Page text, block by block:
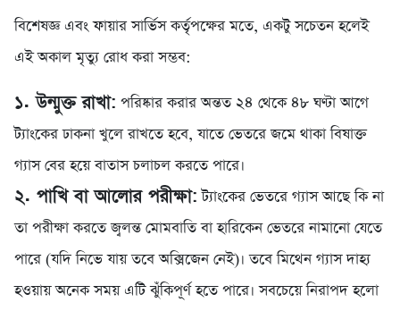
বিশেষজ্ঞ এবং ফায়ার সার্ভিস কর্তৃপক্ষের মতে, একটু সচেতন হলেই
এই অকাল মৃত্যু রোধ করা সম্ভব:
১. উন্মুক্ত রাখা: পরিষ্কার করার অন্তত ২৪ থেকে ৪৮ ঘণ্টা আগে
ট্যাংকের ঢাকনা খুলে রাখতে হবে, যাতে ভেতরে জমে থাকা বিষাক্ত
গ্যাস বের হয়ে বাতাস চলাচল করতে পারে।
২. পাখি বা আলোর পরীক্ষা: ট্যাংকের ভেতরে গ্যাস আছে কি না
তা পরীক্ষা করতে জ্বলন্ত মোমবাতি বা হারিকেন ভেতরে নামানো যেতে
পারে (যদি নিভে যায় তবে অক্সিজেন নেই)। তবে মিথেন গ্যাস দাহ্য
হওয়ায় অনেক সময় এটি ঝুঁকিপূর্ণ হতে পারে। সবচেয়ে নিরাপদ হলো